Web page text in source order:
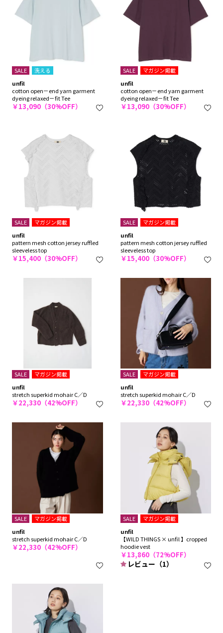
SALE
洗える
unfil
cotton open－end yarn garment
dyeing relaxed－fit Tee
￥13,090（30%OFF）
SALE
マガジン掲載
unfil
cotton open－end yarn garment
dyeing relaxed－fit Tee
￥13,090（30%OFF）
SALE
マガジン掲載
unfil
pattern mesh cotton jersey ruffled
sleeveless top
￥15,400（30%OFF）
SALE
マガジン掲載
unfil
pattern mesh cotton jersey ruffled
sleeveless top
￥15,400（30%OFF）
SALE
マガジン掲載
unfil
stretch superkid mohair C／D
￥22,330（42%OFF）
SALE
マガジン掲載
unfil
stretch superkid mohair C／D
￥22,330（42%OFF）
SALE
マガジン掲載
unfil
stretch superkid mohair C／D
￥22,330（42%OFF）
SALE
マガジン掲載
unfil
【WILD THINGS × unfil 】cropped
hoodie vest
￥13,860（72%OFF）
レビュー（1）